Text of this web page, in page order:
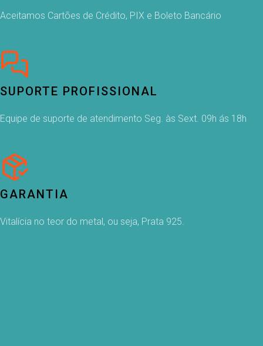
Aceitamos Cartões de Crédito, PIX e Boleto Bancário
SUPORTE PROFISSIONAL
Equipe de suporte de atendimento Seg. às Sext. 09h ás 18h
GARANTIA
Vitalícia no teor do metal, ou seja, Prata 925.